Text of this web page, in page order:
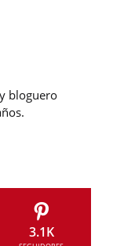
bloguero
3.1K